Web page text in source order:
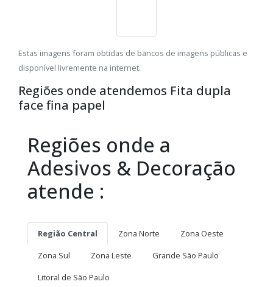
Estas imagens foram obtidas de bancos de imagens públicas e
disponível livremente na internet.
Regiões onde atendemos Fita dupla
face fina papel
Regiões onde a
Adesivos & Decoração
atende :
Região Central Zona Norte
Zona Oeste
Zona Sul
Zona Leste
Grande São Paulo
Litoral de São Paulo